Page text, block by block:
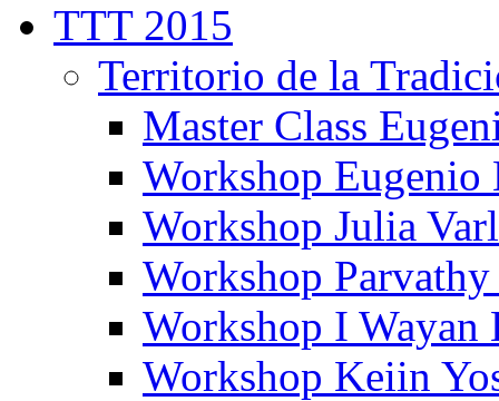
TTT 2015
Territorio de la
Master Class
Workshop Eugenio
Workshop Julia
Workshop
Workshop I Wayan
Workshop Keiin